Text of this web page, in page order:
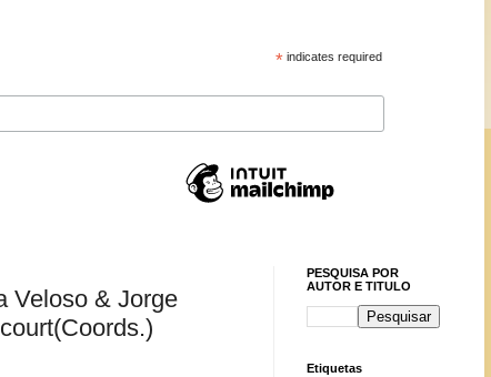
*indicates required
Veloso & Jorge
PESQUISA POR
AUTOR E TITULO
Etiquetas